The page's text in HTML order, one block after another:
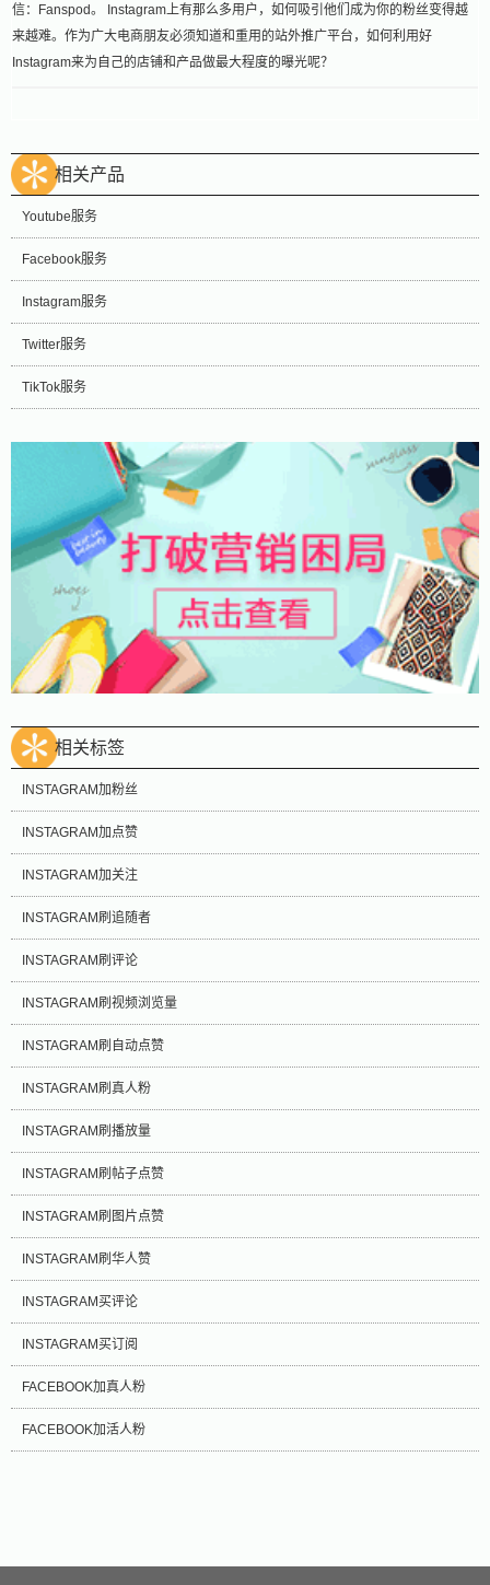
信：Fanspod。 Instagram上有那么多用户，如何吸引他们成为你的粉丝变得越
来越难。作为广大电商朋友必须知道和重用的站外推广平台，如何利用好
Instagram来为自己的店铺和产品做最大程度的曝光呢？
相关产品
Youtube服务
Facebook服务
Instagram服务
Twitter服务
TikTok服务
相关标签
INSTAGRAM加粉丝
INSTAGRAM加点赞
INSTAGRAM加关注
INSTAGRAM刷追随者
INSTAGRAM刷评论
INSTAGRAM刷视频浏览量
INSTAGRAM刷自动点赞
INSTAGRAM刷真人粉
INSTAGRAM刷播放量
INSTAGRAM刷帖子点赞
INSTAGRAM刷图片点赞
INSTAGRAM刷华人赞
INSTAGRAM买评论
INSTAGRAM买订阅
FACEBOOK加真人粉
FACEBOOK加活人粉